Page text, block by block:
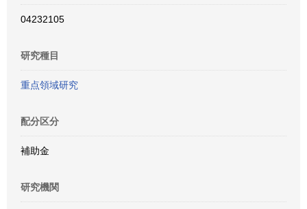
04232105
研究種目
重点領域研究
配分区分
補助金
研究機関